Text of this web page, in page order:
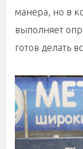
манера, но в
выполняет
готов делать